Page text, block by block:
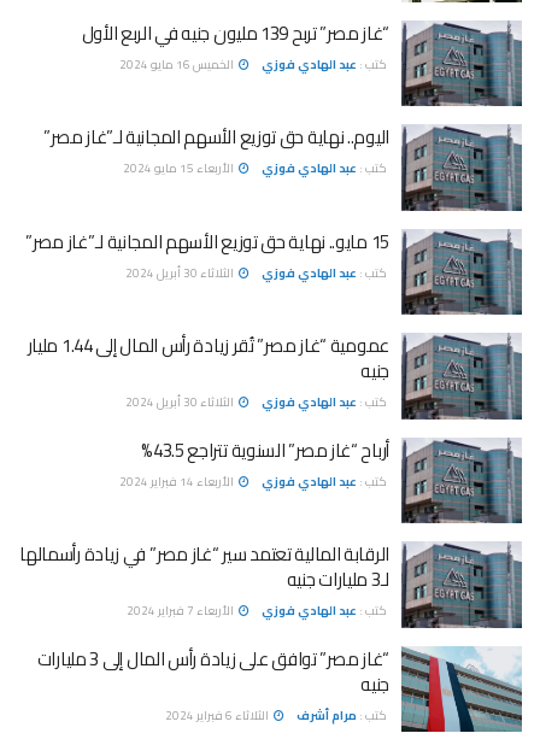
“غاز مصر” تربح 139 مليون جنيه في الربع الأول
كتب : عبد الهادي فوزي الخميس 16 مايو 2024
اليوم.. نهاية حق توزيع الأسهم المجانية لـ”غاز مصر”
كتب : عبد الهادي فوزي الأربعاء 15 مايو 2024
15 مايو.. نهاية حق توزيع الأسهم المجانية لـ”غاز مصر”
كتب : عبد الهادي فوزي الثلاثاء 30 أبريل 2024
عمومية “غاز مصر” تُقر زيادة رأس المال إلى 1.44 مليار
جنيه
كتب : عبد الهادي فوزي الثلاثاء 30 أبريل 2024
أرباح “غاز مصر” السنوية تتراجع 43.5%
كتب : عبد الهادي فوزي الأربعاء 14 فبراير 2024
الرقابة المالية تعتمد سير “غاز مصر” في زيادة رأسمالها
لـ3 مليارات جنيه
كتب : عبد الهادي فوزي الأربعاء 7 فبراير 2024
“غاز مصر” توافق على زيادة رأس المال إلى 3 مليارات
جنيه
كتب : مرام أشرف الثلاثاء 6 فبراير 2024